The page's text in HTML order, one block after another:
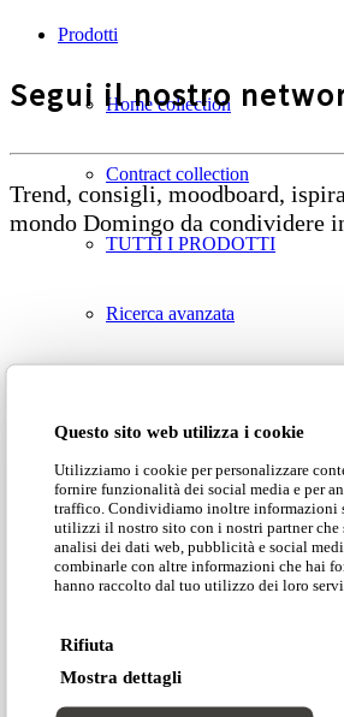
Questo sito web utilizza i cookie
Utilizziamo i cookie per personalizzare
fornire funzionalità dei social media e per
traffico. Condividiamo inoltre informazioni
utilizzi il nostro sito con i nostri partner che
analisi dei dati web, pubblicità e social
combinarle con altre informazioni che hai
hanno raccolto dal tuo utilizzo dei loro
Rifiuta
Mostra dettagli
Prodotti
Home collection
Contract collection
TUTTI I PRODOTTI
Ricerca avanzata
Groove
Tracks
Segui il nostro
Trend, consigli, moodboard,
mondo Domingo da condividere
Domingo Salotti S.r.l. Str. della
61121 Pesaro (PU) Italia
© Domingo | P. IVA 00165000415
Privacy Policy